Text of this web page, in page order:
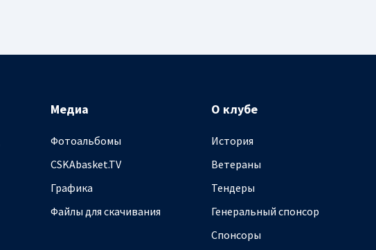
Медиа
Фотоальбомы
CSKAbasket.TV
Графика
Файлы для скачивания
О клубе
История
Ветераны
Тендеры
Генеральный спонсор
Спонсоры